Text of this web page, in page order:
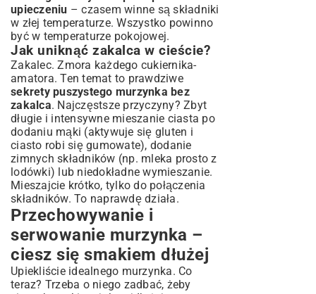
upieczeniu – czasem winne są składniki
w złej temperaturze. Wszystko powinno
być w temperaturze pokojowej.
Jak uniknąć zakalca w cieście?
Zakalec. Zmora każdego cukiernika-
amatora. Ten temat to prawdziwe
sekrety puszystego murzynka bez
zakalca. Najczęstsze przyczyny? Zbyt
długie i intensywne mieszanie ciasta po
dodaniu mąki (aktywuje się gluten i
ciasto robi się gumowate), dodanie
zimnych składników (np. mleka prosto z
lodówki) lub niedokładne wymieszanie.
Mieszajcie krótko, tylko do połączenia
składników. To naprawdę działa.
Przechowywanie i
serwowanie murzynka –
ciesz się smakiem dłużej
Upiekliście idealnego murzynka. Co
teraz? Trzeba o niego zadbać, żeby